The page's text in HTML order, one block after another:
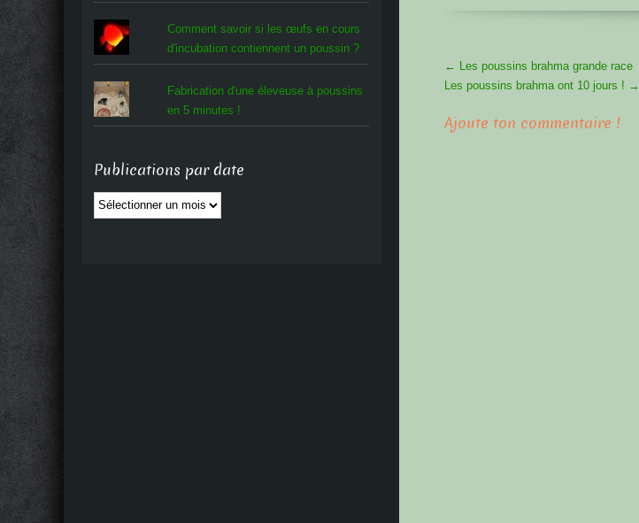
More
Articles
← Les poussins brahma grande race
Les poussins brahma ont 10 jours ! →
Ajoute ton commentaire !
Comment savoir si les œufs en cours
d'incubation contiennent un poussin ?
Fabrication d'une éleveuse à poussins
en 5 minutes !
Publications par date
Publications
par